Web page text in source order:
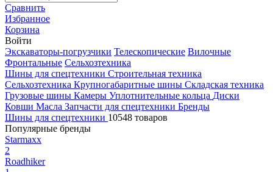
Сравнить
Избранное
Корзина
Войти
Экскаваторы-погрузчики Телескопические Вилочные
Фронтальные Сельхозтехника
Шины для спецтехники Строительная техника
Сельхозтехника Крупногабаритные шины Складская техника
Грузовые шины Камеры Уплотнительные кольца Диски
Ковши Масла Запчасти для спецтехники Бренды
Шины для спецтехники 10548 товаров
Популярные бренды
Starmaxx
2
Roadhiker